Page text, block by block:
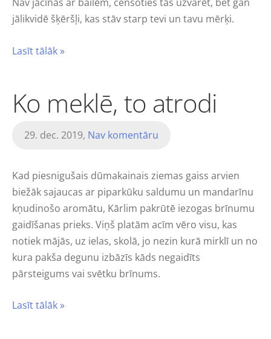
jālikvidē šķēršļi, kas stāv starp tevi un tavu mērķi.
Lasīt tālāk »
Ko meklē, to atrodi
29. dec. 2019, Nav komentāru
Kad piesnigušais dūmakainais ziemas gaiss arvien
biežāk sajaucas ar piparkūku saldumu un mandarīnu
kņudinošo aromātu, Kārlim pakrūtē iezogas brīnumu
gaidīšanas prieks. Viņš platām acīm vēro visu, kas
notiek mājās, uz ielas, skolā, jo nezin kurā mirklī un no
kura pakša degunu izbāzīs kāds negaidīts
pārsteigums vai svētku brīnums.
Lasīt tālāk »